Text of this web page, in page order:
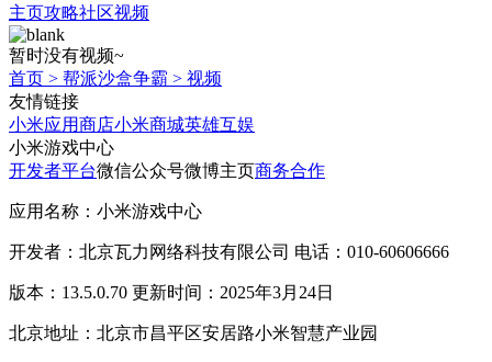
主页攻略社区视频
暂时没有视频~
首页 > 帮派沙盒争霸 > 视频
友情链接
小米应用商店小米商城英雄互娱
小米游戏中心
开发者平台微信公众号微博主页商务合作
应用名称：小米游戏中心
开发者：北京瓦力网络科技有限公司 电话：010-60606666
版本：13.5.0.70 更新时间：2025年3月24日
北京地址：北京市昌平区安居路小米智慧产业园